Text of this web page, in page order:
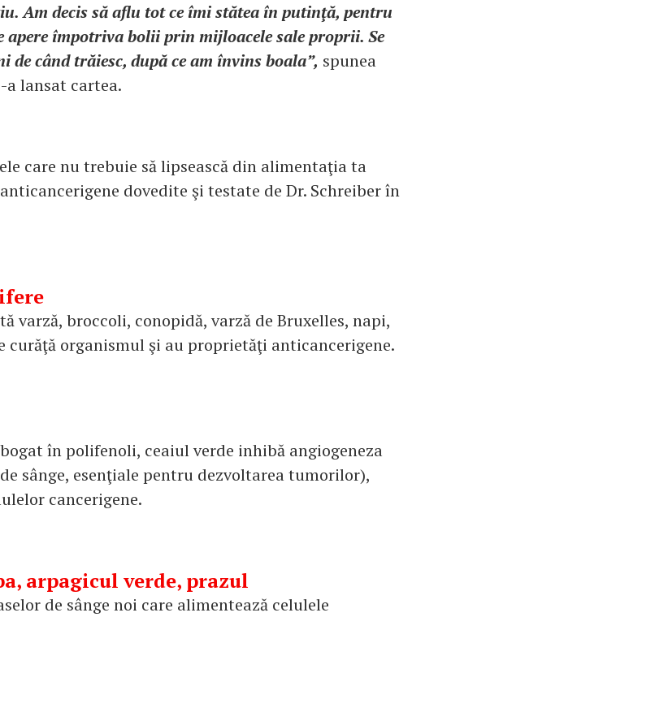
Am decis să aflu tot ce îmi stătea în putinţă, pentru
apere împotriva bolii prin mijloacele sale proprii. Se
de când trăiesc, după ce am învins boala”, spunea
a lansat cartea.
care nu trebuie să lipsească din alimentaţia ta
dovedite şi testate de Dr. Schreiber în
varză, broccoli, conopidă, varză de Bruxelles, napi,
curăţă organismul şi au proprietăţi anticancerigene.
în polifenoli, ceaiul verde inhibă angiogeneza
sânge, esenţiale pentru dezvoltarea tumorilor),
cancerigene.
arpagicul verde, prazul
de sânge noi care alimentează celulele